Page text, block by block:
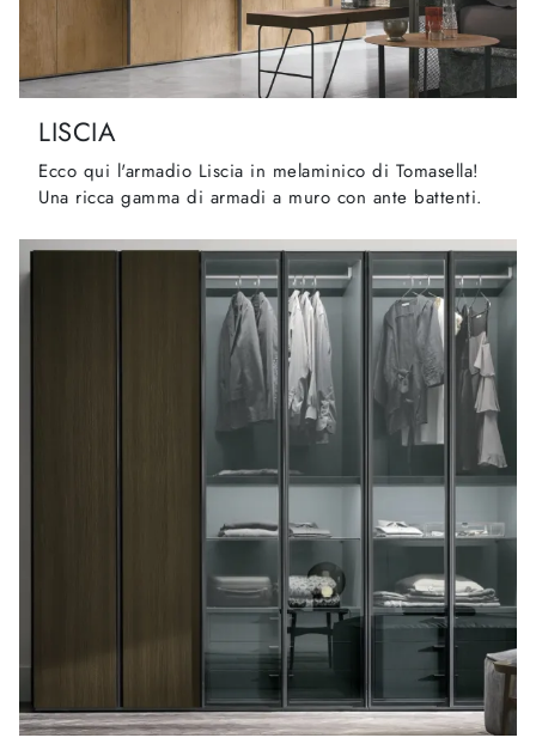
LISCIA
Ecco qui l'armadio Liscia in melaminico di Tomasella!
Una ricca gamma di armadi a muro con ante battenti.